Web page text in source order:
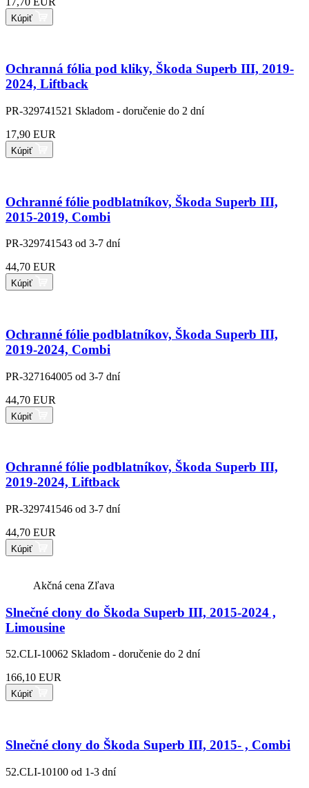
Kúpiť
Ochranná fólia pod kliky, Škoda Superb III, 2019-
2024, Liftback
PR-329741521 Skladom - doručenie do 2 dní
17,90 EUR
Kúpiť
Ochranné fólie podblatníkov, Škoda Superb III,
2015-2019, Combi
PR-329741543 od 3-7 dní
44,70 EUR
Kúpiť
Ochranné fólie podblatníkov, Škoda Superb III,
2019-2024, Combi
PR-327164005 od 3-7 dní
44,70 EUR
Kúpiť
Ochranné fólie podblatníkov, Škoda Superb III,
2019-2024, Liftback
PR-329741546 od 3-7 dní
44,70 EUR
Kúpiť
Akčná cena Zľava
Slnečné clony do Škoda Superb III, 2015-2024 ,
Limousine
52.CLI-10062 Skladom - doručenie do 2 dní
166,10 EUR
Kúpiť
Slnečné clony do Škoda Superb III, 2015- , Combi
52.CLI-10100 od 1-3 dní